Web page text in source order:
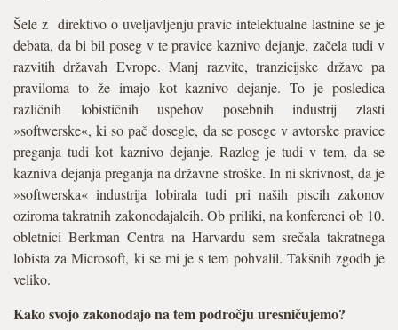
Šele z direktivo o uveljavljenju pravic intelektualne lastnine se je
debata, da bi bil poseg v te pravice kaznivo dejanje, začela tudi v
razvitih državah Evrope. Manj razvite, tranzicijske države pa
praviloma to že imajo kot kaznivo dejanje. To je posledica
različnih lobističnih uspehov posebnih industrij zlasti
»softwerske«, ki so pač dosegle, da se posege v avtorske pravice
preganja tudi kot kaznivo dejanje. Razlog je tudi v tem, da se
kazniva dejanja preganja na državne stroške. In ni skrivnost, da je
»softwerska« industrija lobirala tudi pri naših piscih zakonov
oziroma takratnih zakonodajalcih. Ob priliki, na konferenci ob 10.
obletnici Berkman Centra na Harvardu sem srečala takratnega
lobista za Microsoft, ki se mi je s tem pohvalil. Takšnih zgodb je
veliko.
Kako svojo zakonodajo na tem področju uresničujemo?